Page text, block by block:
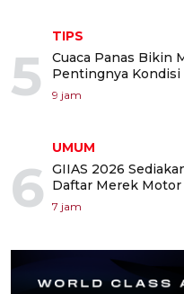
5
TIPS
Cuaca Panas Bikin
Pentingnya Kondisi
9 jam
6
UMUM
GIIAS 2026
Daftar Merek
7 jam